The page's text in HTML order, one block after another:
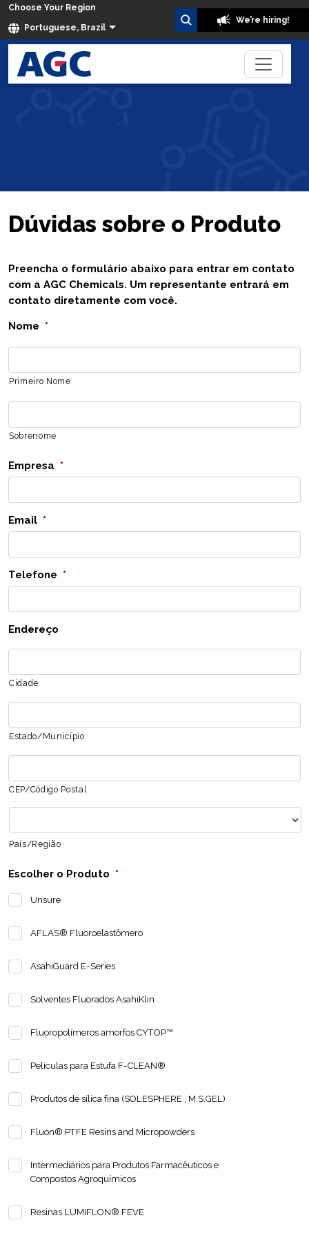
Choose Your Region
Portuguese, Brazil
We’re hiring!
Home Contate-nos
Dúvidas sobre o Produto
Preencha o formulário abaixo para entrar em contato
com a AGC Chemicals. Um representante entrará em
contato diretamente com você.
Nome *
Primeiro Nome
Sobrenome
Empresa *
Email *
Telefone *
Endereço
Cidade
Estado/Município
CEP/Código Postal
País/Região
Escolher o Produto *
Unsure
AFLAS® Fluoroelastômero
AsahiGuard E-Series
Solventes Fluorados AsahiKlin
Fluoropolímeros amorfos CYTOP™
Películas para Estufa F-CLEAN®
Produtos de sílica fina (SOLESPHERE , M.S.GEL)
Fluon® PTFE Resins and Micropowders
Intermediários para Produtos Farmacêuticos e
Compostos Agroquímicos
Resinas LUMIFLON® FEVE